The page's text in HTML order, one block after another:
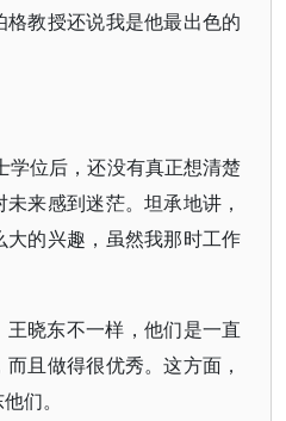
教授还说我是他最出色的
学位后，还没有真正想清楚
来感到迷茫。坦承地讲，
的兴趣，虽然我那时工作
晓东不一样，他们是一直
且做得很优秀。这方面，
们。